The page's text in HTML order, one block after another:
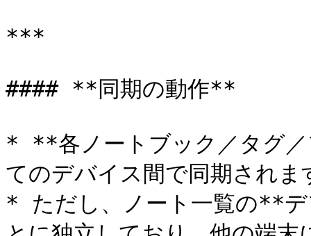
***
#### **同期の動作**
* **各ノートブック／タグ
てのデバイス間で同期されま
* ただし、ノート一覧の**